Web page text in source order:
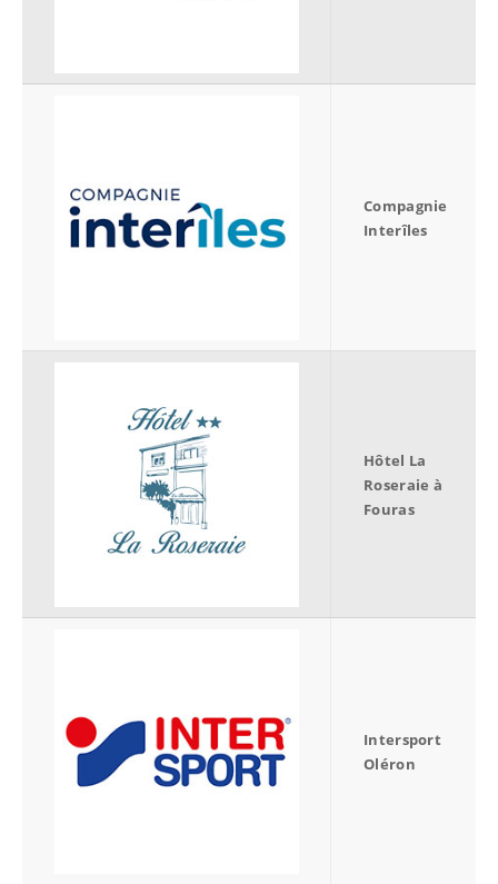
Compagnie
Interîles
Hôtel La
Roseraie à
Fouras
Intersport
Oléron